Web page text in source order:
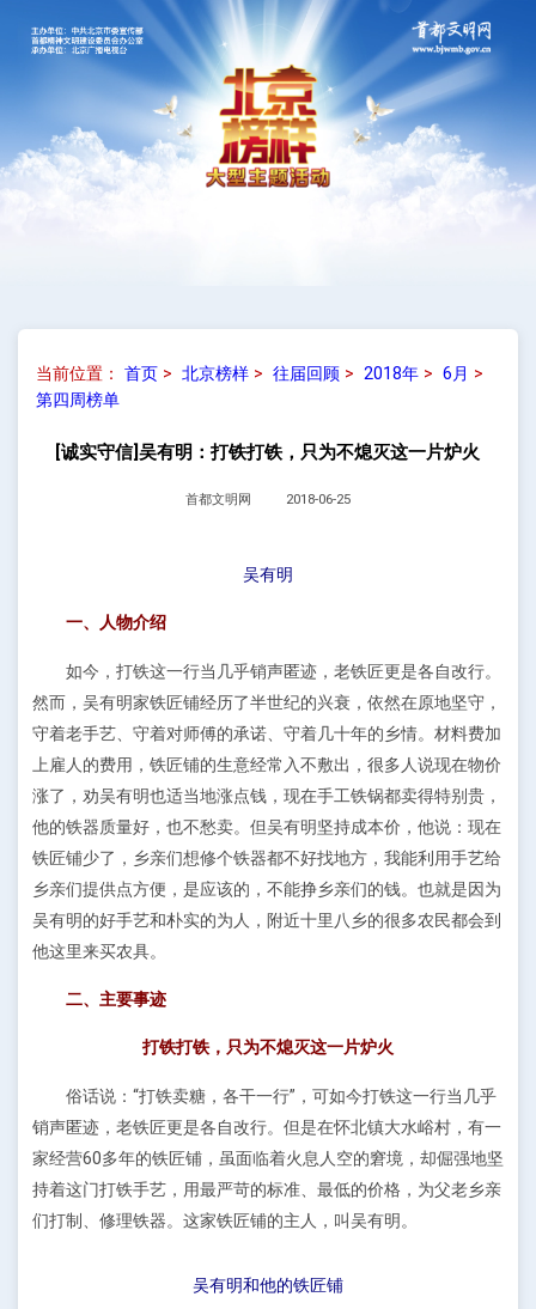
当前位置： 首页> 北京榜样> 往届回顾> 2018年> 6月 >
第四周榜单
[诚实守信]吴有明：打铁打铁，只为不熄灭这一片炉火
首都文明网 2018-06-25
吴有明
一、人物介绍
如今，打铁这一行当几乎销声匿迹，老铁匠更是各自改行。
然而，吴有明家铁匠铺经历了半世纪的兴衰，依然在原地坚守，
守着老手艺、守着对师傅的承诺、守着几十年的乡情。材料费加
上雇人的费用，铁匠铺的生意经常入不敷出，很多人说现在物价
涨了，劝吴有明也适当地涨点钱，现在手工铁锅都卖得特别贵，
他的铁器质量好，也不愁卖。但吴有明坚持成本价，他说：现在
铁匠铺少了，乡亲们想修个铁器都不好找地方，我能利用手艺给
乡亲们提供点方便，是应该的，不能挣乡亲们的钱。也就是因为
吴有明的好手艺和朴实的为人，附近十里八乡的很多农民都会到
他这里来买农具。
二、主要事迹
打铁打铁，只为不熄灭这一片炉火
俗话说：“打铁卖糖，各干一行”，可如今打铁这一行当几乎
销声匿迹，老铁匠更是各自改行。但是在怀北镇大水峪村，有一
家经营60多年的铁匠铺，虽面临着火息人空的窘境，却倔强地坚
持着这门打铁手艺，用最严苛的标准、最低的价格，为父老乡亲
们打制、修理铁器。这家铁匠铺的主人，叫吴有明。
吴有明和他的铁匠铺